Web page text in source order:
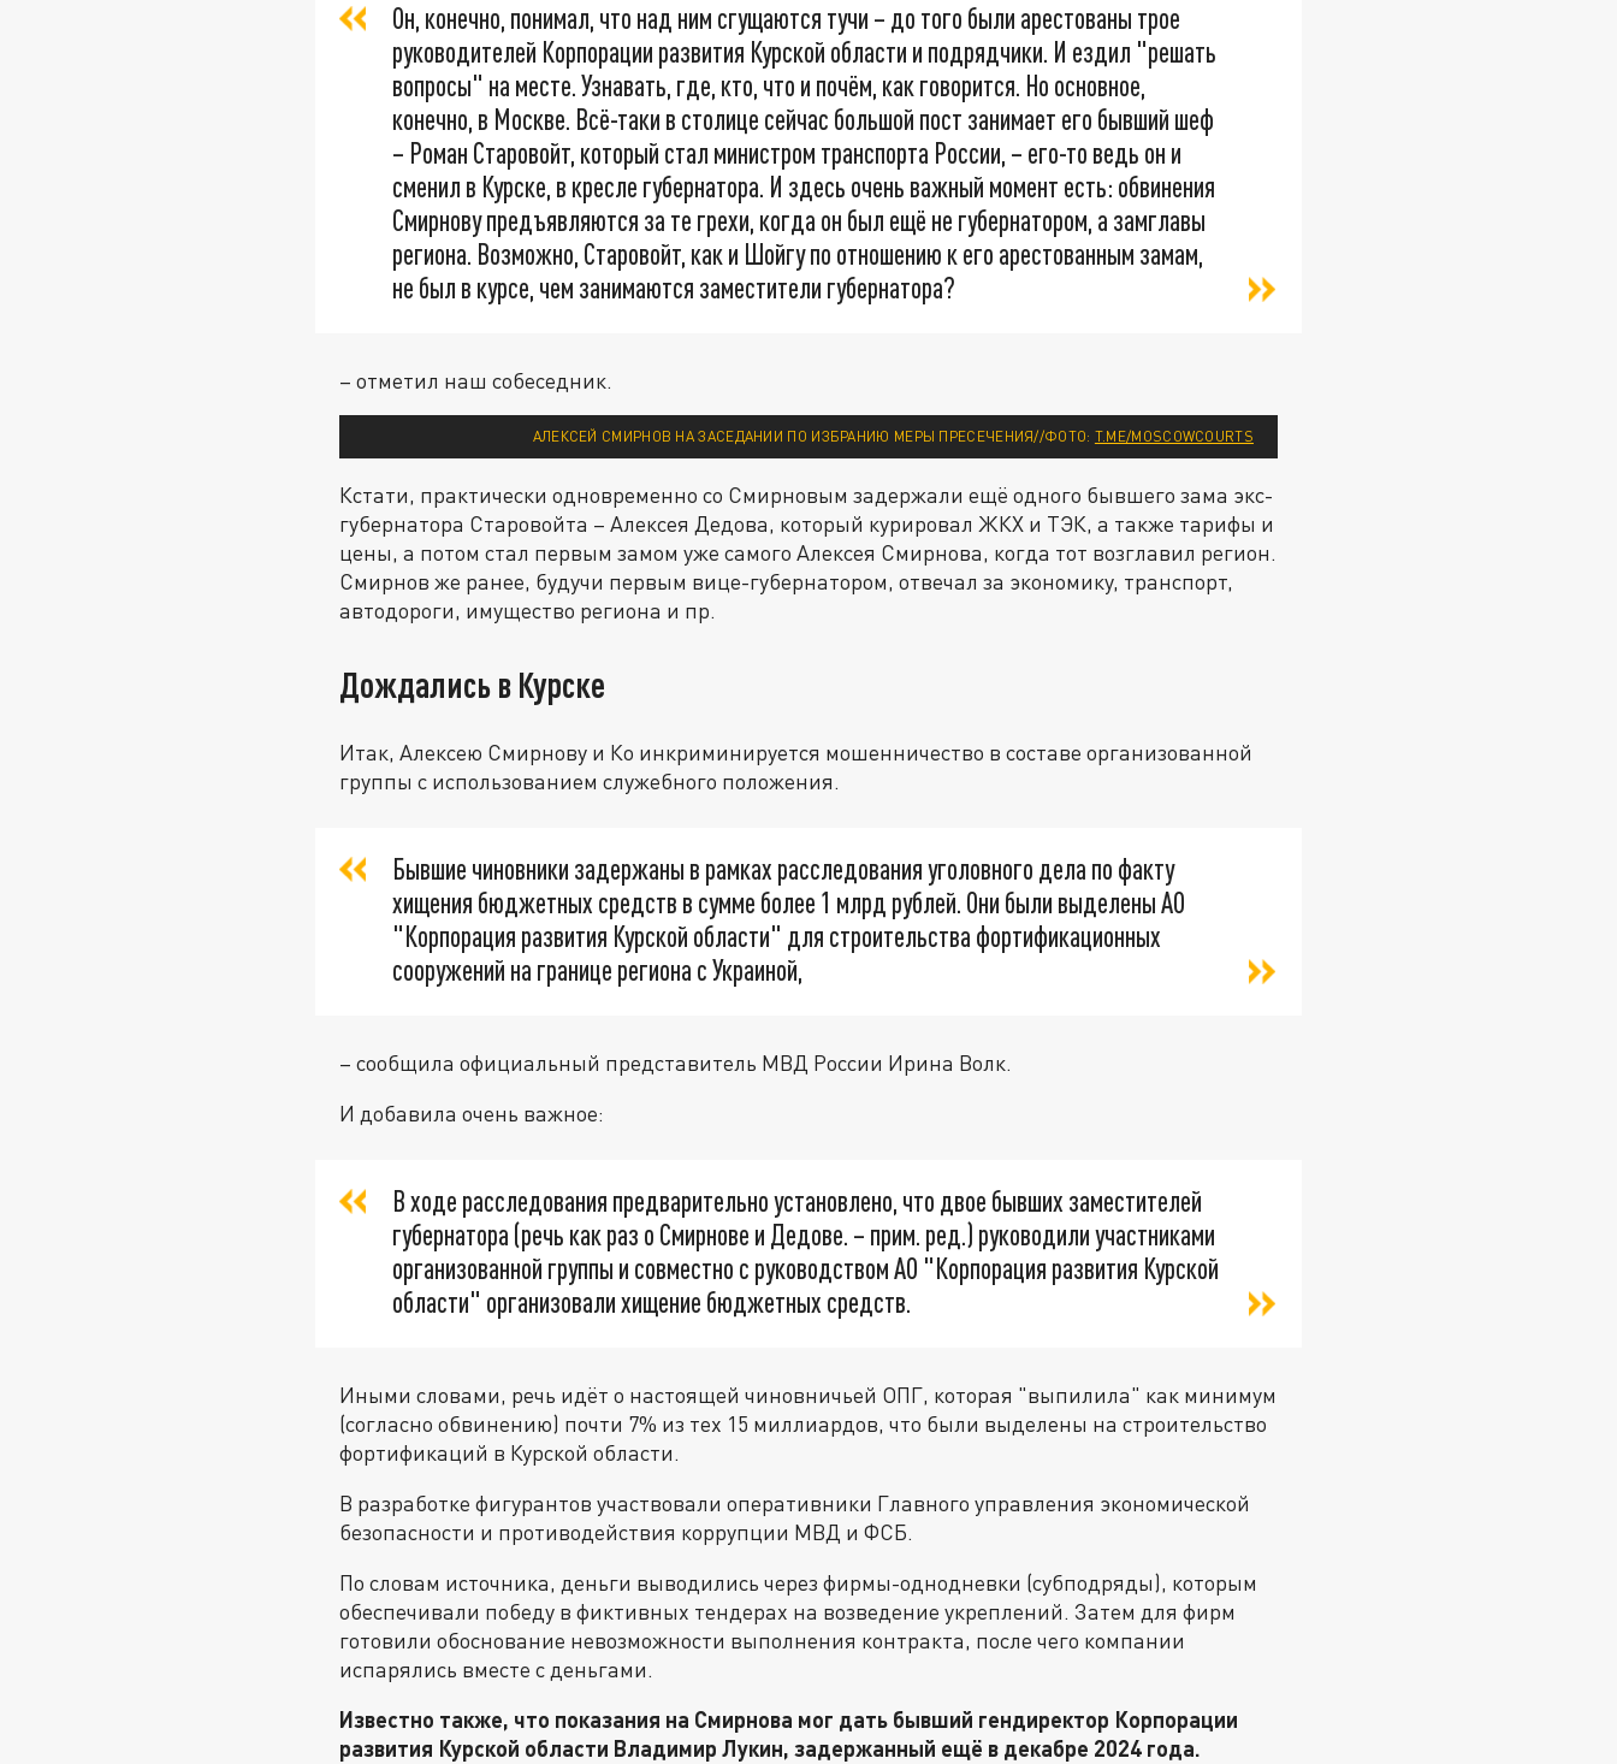
Он, конечно, понимал, что над ним сгущаются тучи – до того были арестованы трое
руководителей Корпорации развития Курской области и подрядчики. И ездил "решать
вопросы" на месте. Узнавать, где, кто, что и почём, как говорится. Но основное,
конечно, в Москве. Всё-таки в столице сейчас большой пост занимает его бывший шеф
– Роман Старовойт, который стал министром транспорта России, – его-то ведь он и
сменил в Курске, в кресле губернатора. И здесь очень важный момент есть: обвинения
Смирнову предъявляются за те грехи, когда он был ещё не губернатором, а замглавы
региона. Возможно, Старовойт, как и Шойгу по отношению к его арестованным замам,
не был в курсе, чем занимаются заместители губернатора?
– отметил наш собеседник.
АЛЕКСЕЙ СМИРНОВ НА ЗАСЕДАНИИ ПО ИЗБРАНИЮ МЕРЫ ПРЕСЕЧЕНИЯ//ФОТО: T.ME/MOSCOWCOURTS
Кстати, практически одновременно со Смирновым задержали ещё одного бывшего зама экс-
губернатора Старовойта – Алексея Дедова, который курировал ЖКХ и ТЭК, а также тарифы и
цены, а потом стал первым замом уже самого Алексея Смирнова, когда тот возглавил регион.
Смирнов же ранее, будучи первым вице-губернатором, отвечал за экономику, транспорт,
автодороги, имущество региона и пр.
Дождались в Курске
Итак, Алексею Смирнову и Ко инкриминируется мошенничество в составе организованной
группы с использованием служебного положения.
Бывшие чиновники задержаны в рамках расследования уголовного дела по факту
хищения бюджетных средств в сумме более 1 млрд рублей. Они были выделены АО
"Корпорация развития Курской области" для строительства фортификационных
сооружений на границе региона с Украиной,
– сообщила официальный представитель МВД России Ирина Волк.
И добавила очень важное:
В ходе расследования предварительно установлено, что двое бывших заместителей
губернатора (речь как раз о Смирнове и Дедове. – прим. ред.) руководили участниками
организованной группы и совместно с руководством АО "Корпорация развития Курской
области" организовали хищение бюджетных средств.
Иными словами, речь идёт о настоящей чиновничьей ОПГ, которая "выпилила" как минимум
(согласно обвинению) почти 7% из тех 15 миллиардов, что были выделены на строительство
фортификаций в Курской области.
В разработке фигурантов участвовали оперативники Главного управления экономической
безопасности и противодействия коррупции МВД и ФСБ.
По словам источника, деньги выводились через фирмы-однодневки (субподряды), которым
обеспечивали победу в фиктивных тендерах на возведение укреплений. Затем для фирм
готовили обоснование невозможности выполнения контракта, после чего компании
испарялись вместе с деньгами.
Известно также, что показания на Смирнова мог дать бывший гендиректор Корпорации
развития Курской области Владимир Лукин, задержанный ещё в декабре 2024 года.